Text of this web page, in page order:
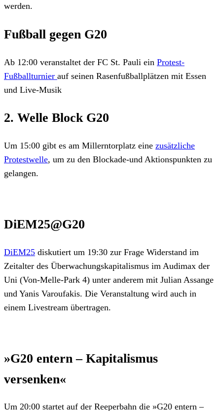
werden.
Fußball gegen G20
Ab 12:00 veranstaltet der FC St. Pauli ein Protest-
Fußballturnier auf seinen Rasenfußballplätzen mit Essen
und Live-Musik
2. Welle Block G20
Um 15:00 gibt es am Millerntorplatz eine zusätzliche
Protestwelle, um zu den Blockade-und Aktionspunkten zu
gelangen.
DiEM25@G20
DiEM25 diskutiert um 19:30 zur Frage Widerstand im
Zeitalter des Überwachungskapitalismus im Audimax der
Uni (Von-Melle-Park 4) unter anderem mit Julian Assange
und Yanis Varoufakis. Die Veranstaltung wird auch in
einem Livestream übertragen.
»G20 entern – Kapitalismus
versenken«
Um 20:00 startet auf der Reeperbahn die »G20 entern –